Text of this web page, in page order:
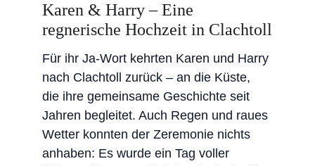
Karen & Harry – Eine
regnerische Hochzeit in Clachtoll
Für ihr Ja-Wort kehrten Karen und Harry
nach Clachtoll zurück – an die Küste,
die ihre gemeinsame Geschichte seit
Jahren begleitet. Auch Regen und raues
Wetter konnten der Zeremonie nichts
anhaben: Es wurde ein Tag voller